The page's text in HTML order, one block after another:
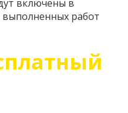
включены в
работ